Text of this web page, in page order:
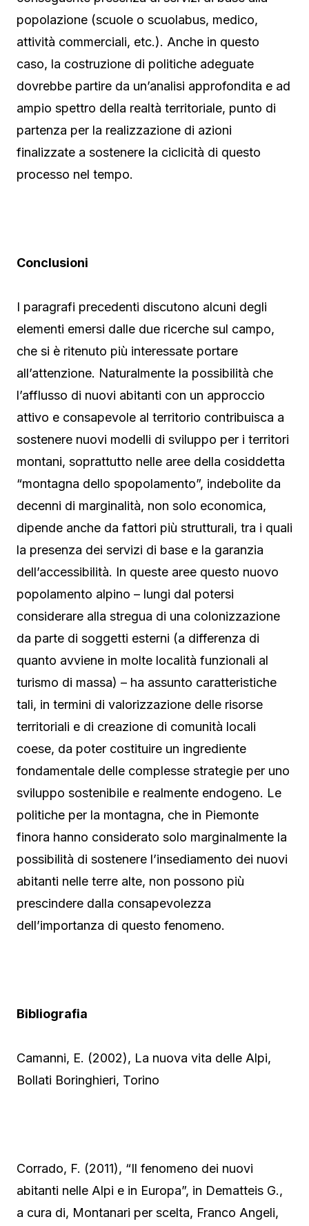
popolazione (scuole o scuolabus, medico,
attività commerciali, etc.). Anche in questo
caso, la costruzione di politiche adeguate
dovrebbe partire da un’analisi approfondita e ad
ampio spettro della realtà territoriale, punto di
partenza per la realizzazione di azioni
finalizzate a sostenere la ciclicità di questo
processo nel tempo.
Conclusioni
I paragrafi precedenti discutono alcuni degli
elementi emersi dalle due ricerche sul campo,
che si è ritenuto più interessate portare
all’attenzione. Naturalmente la possibilità che
l’afflusso di nuovi abitanti con un approccio
attivo e consapevole al territorio contribuisca a
sostenere nuovi modelli di sviluppo per i territori
montani, soprattutto nelle aree della cosiddetta
“montagna dello spopolamento”, indebolite da
decenni di marginalità, non solo economica,
dipende anche da fattori più strutturali, tra i quali
la presenza dei servizi di base e la garanzia
dell’accessibilità. In queste aree questo nuovo
popolamento alpino – lungi dal potersi
considerare alla stregua di una colonizzazione
da parte di soggetti esterni (a differenza di
quanto avviene in molte località funzionali al
turismo di massa) – ha assunto caratteristiche
tali, in termini di valorizzazione delle risorse
territoriali e di creazione di comunità locali
coese, da poter costituire un ingrediente
fondamentale delle complesse strategie per uno
sviluppo sostenibile e realmente endogeno. Le
politiche per la montagna, che in Piemonte
finora hanno considerato solo marginalmente la
possibilità di sostenere l’insediamento dei nuovi
abitanti nelle terre alte, non possono più
prescindere dalla consapevolezza
dell’importanza di questo fenomeno.
Bibliografia
Camanni, E. (2002), La nuova vita delle Alpi,
Bollati Boringhieri, Torino
Corrado, F. (2011), “Il fenomeno dei nuovi
abitanti nelle Alpi e in Europa”, in Dematteis G.,
a cura di, Montanari per scelta, Franco Angeli,